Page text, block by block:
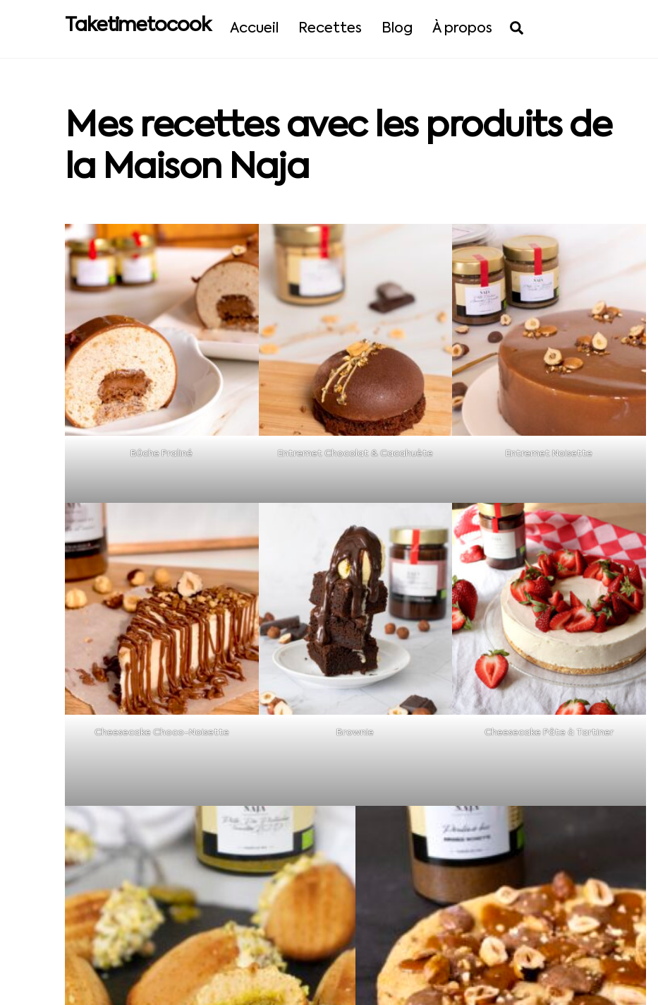
Taketimetocook Accueil Recettes Blog À propos
Mes recettes avec les produits de
la Maison Naja
Bûche Praliné Entremet Chocolat & Cacahuète Entremet Noisette
Cheesecake Choco-Noisette Brownie Cheesecake Pâte à Tartiner